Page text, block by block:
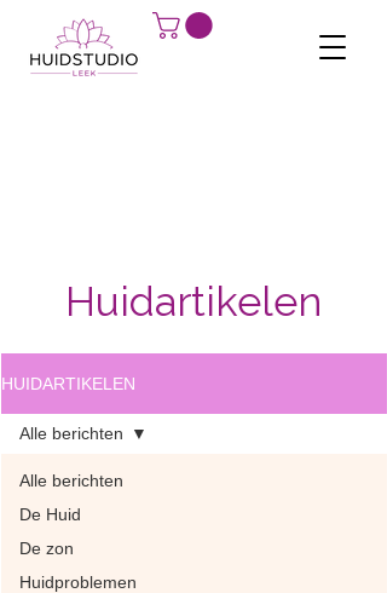
Huidartikelen
HUIDARTIKELEN
Alle berichten
De Huid
De zon
Huidproblemen
Alle berichten